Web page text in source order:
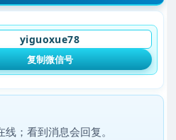
yiguoxue78
复制微信号
；看到消息会回复。